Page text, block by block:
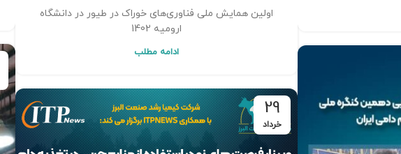
اولین همایش ملی فناوری‌های خوراک در طیور در دانشگاه
ارومیه 1402
ادامه مطلب
29
خرداد